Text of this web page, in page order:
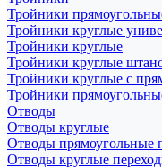
Тройники
Тройники круглые
Тройники круглые
Тройники круглые
Тройники круглые с
Тройники
Отводы
Отводы круглые
Отводы прямоугольные
Отводы круглые